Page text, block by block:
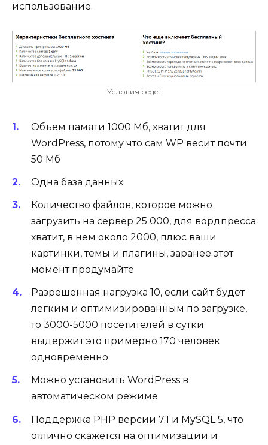
использование.
Условия beget
Объем памяти 1000 Мб, хватит для
WordPress, потому что сам WP весит почти
50 Мб
Одна база данных
Количество файлов, которое можно
загрузить на сервер 25 000, для вордпресса
хватит, в нем около 2000, плюс ваши
картинки, темы и плагины, заранее этот
момент продумайте
Разрешенная нагрузка 10, если сайт будет
легким и оптимизированным по загрузке,
то 3000-5000 посетителей в сутки
выдержит это примерно 170 человек
одновременно
Можно установить WordPress в
автоматическом режиме
Поддержка PHP версии 7.1 и MySQL 5, что
отлично скажется на оптимизации и